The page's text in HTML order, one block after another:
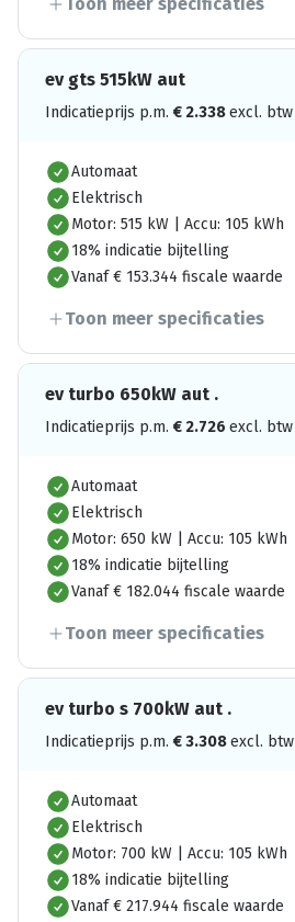
ev gts 515kW aut
Indicatieprijs p.m. € 2.338excl. btw
Automaat
Elektrisch
Motor: 515 kW | Accu: 105 kWh
18% indicatie bijtelling
Vanaf € 153.344 fiscale waarde
Toon meer specificaties
ev turbo 650kW aut .
Indicatieprijs p.m. € 2.726 excl. btw
Automaat
Elektrisch
Motor: 650 kW | Accu: 105 kWh
18% indicatie bijtelling
Vanaf € 182.044 fiscale waarde
Toon meer specificaties
ev turbo s 700kW aut .
Indicatieprijs p.m. €3.308excl. btw
Automaat
Elektrisch
Motor: 700 kW | Accu: 105 kWh
18% indicatie bijtelling
Vanaf € 217.944 fiscale waarde